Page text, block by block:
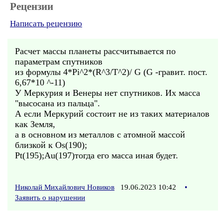
Рецензии
Написать рецензию
Расчет массы планеты рассчитывается по
параметрам спутников
из формулы 4*Pi^2*(R^3/Т^2)/ G (G -гравит. пост.
6,67*10 ^-11)
У Меркурия и Венеры нет спутников. Их масса
"высосана из пальца".
А если Меркурий состоит не из таких материалов
как Земля,
а в основном из металлов с атомной массой
близкой к Os(190);
Pt(195);Au(197)тогда его масса иная будет.
Николай Михайлович Новиков 19.06.2023 10:42
•
Заявить о нарушении